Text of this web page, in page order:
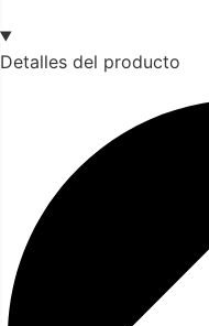
Detalles del producto